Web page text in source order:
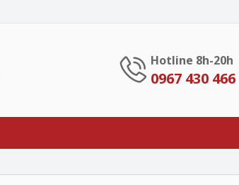
Hotline 8h-20h
0967 430 466